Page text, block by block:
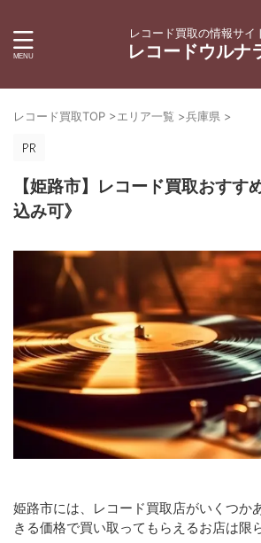
レコード買取の情報サイ
レコードウルナ
レコード買取TOP >エリア一覧 >兵庫県 >
【姫路市】レコード買取おすす
込み可》
姫路市には、レコード買取店がいくつか
きる価格で買い取ってもらえるお店は限